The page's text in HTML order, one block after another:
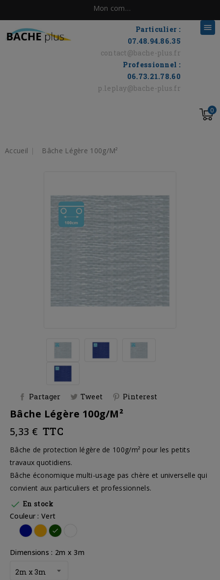
Mon compte
Particulier :
07.48.94.86.35
contact@bache-plus.fr
Professionnel :
06.73.21.78.60
p.leplay@bache-plus.fr

0
Accueil Bâche Légère 100g/m²
Partager Tweet Pinterest
Bâche Légère 100g/m²
5,33 € TTC
Bâche de protection légère de 100g/m² pour les petits
travaux quotidiens.
Bâche économique multi-usage pas chère et universelle qui
convient aux particuliers et professionnels.
 En stock
Couleur : Vert
BleuOrangeVert
Dimensions : 2m x 3m